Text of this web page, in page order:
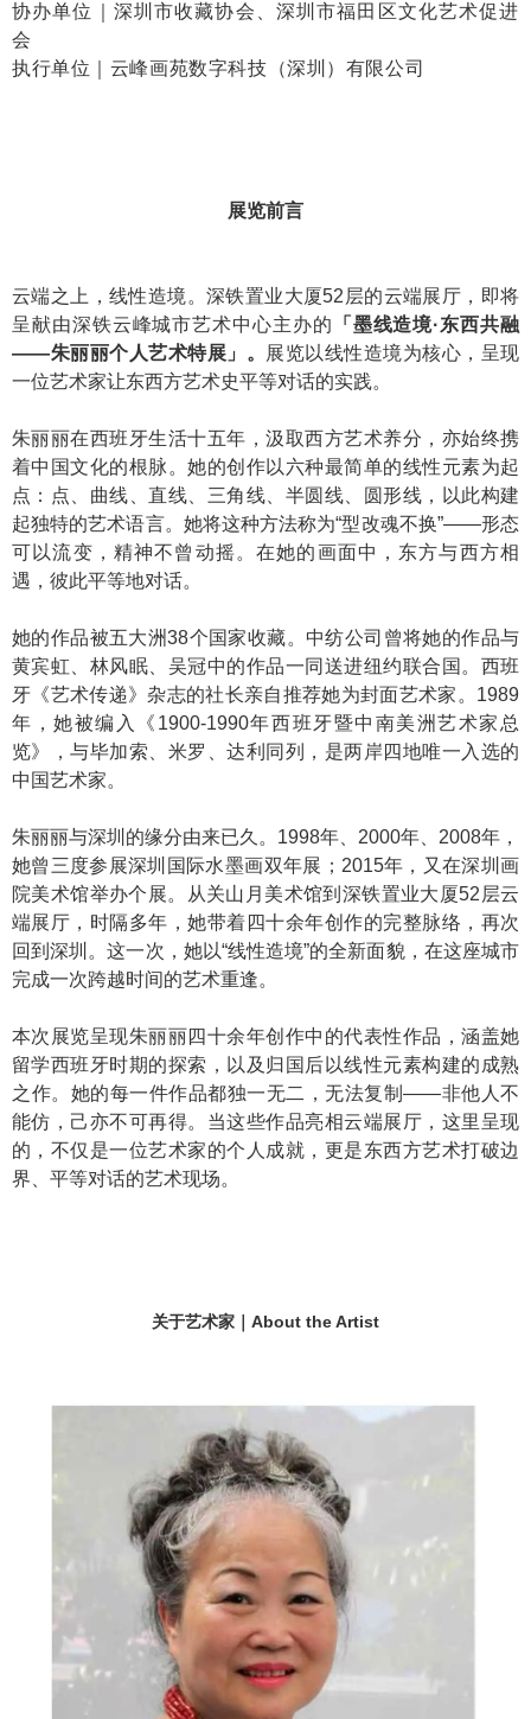
协办单位｜深圳市收藏协会、深圳市福田区文化艺术促进
会
执行单位｜云峰画苑数字科技（深圳）有限公司
展览前言
云端之上，线性造境。深铁置业大厦52层的云端展厅，即将
呈献由深铁云峰城市艺术中心主办的
「墨线造境·东西共融
——朱丽丽个人艺术特展」。
展览以线性造境为核心，呈现
一位艺术家让东西方艺术史平等对话的实践。
朱丽丽在西班牙生活十五年，汲取西方艺术养分，亦始终携
着中国文化的根脉。她的创作以六种最简单的线性元素为起
点：点、曲线、直线、三角线、半圆线、
圆形线 ，以此构建
起独特的艺术语言。她将这种方法称为“型改魂不换”——形态
可以流变，精神不曾动摇。在她的画面中，东方与西方相
遇，彼此平等地对话。
她的作品被五大洲38个国家收藏。中纺公司曾将她的作品与
黄宾虹、 林风眠 、吴冠中的作品一同送进纽约联合国。西班
牙《艺术传递》杂志的社长亲自推荐她为封面艺术家。1989
年，她被编入《1900-1990年西班牙暨中南美洲艺术家总
览》，与毕加索、米罗、达利同列，是两岸四地唯一入选的
中国艺术家。
朱丽丽与深圳的缘分由来已久。1998年、2000年、2008年，
她曾三度参展深圳国际水墨画双年展；2015年，又在深圳画
院美术馆举办个展。从关山月美术馆到深铁置业大厦52层云
端展厅，时隔多年，她带着四十余年创作的完整脉络，再次
回到深圳。这一次，她以“线性造境”的全新面貌，在这座城市
完成一次跨越时间的艺术重逢。
本次展览呈现朱丽丽四十余年创作中的代表性作品，涵盖她
留学西班牙时期的探索，以及归国后以线性元素构建的成熟
之作。她的每一件作品都独一无二，无法复制——非他人不
能仿，己亦不可再得。当这些作品亮相云端展厅，这里呈现
的，不仅是一位艺术家的个人成就，更是东西方艺术打破边
界、平等对话的艺术现场。
关于艺术家｜About the Artist